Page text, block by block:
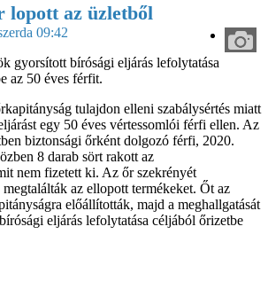
lopott az üzletből
09:42
gyorsított bírósági eljárás lefolytatása
az 50 éves férfit.
tulajdon elleni szabálysértés miatt
egy 50 éves vértessomlói férfi ellen. Az
biztonsági őrként dolgozó férfi, 2020.
8 darab sört rakott az
nem fizetett ki. Az őr szekrényét
az ellopott termékeket. Őt az
előállították, majd a meghallgatását
eljárás lefolytatása céljából őrizetbe